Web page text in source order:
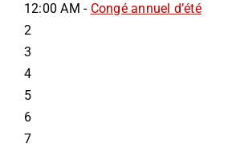
12:00 AM - Congé annuel d’été
2
3
4
5
6
7